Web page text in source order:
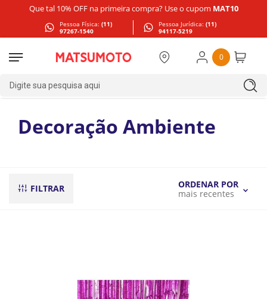
Que tal 10% OFF na primeira compra? Use o cupom MAT10
Pessoa Física: (11)
97267-1540
Pessoa Jurídica: (11)
94117-5219
0
Digite sua pesquisa aqui
Decoração Ambiente
FILTRAR
ORDENAR POR
mais recentes